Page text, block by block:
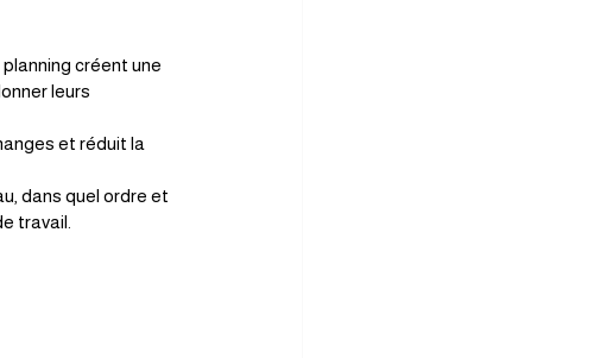
créent une
leurs
et réduit la
dans quel ordre et
travail.